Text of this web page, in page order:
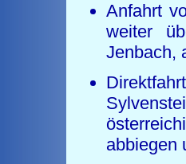
Anfahrt
weiter
Jenbach,
abbiegen